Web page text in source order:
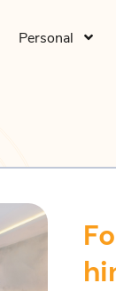
Personal